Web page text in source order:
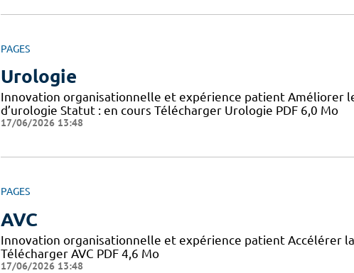
PAGES
Urologie
Innovation organisationnelle et expérience patient Améliorer
d’urologie Statut : en cours Télécharger Urologie PDF 6,0 Mo
17/06/2026 13:48
PAGES
AVC
Innovation organisationnelle et expérience patient Accélérer
Télécharger AVC PDF 4,6 Mo
17/06/2026 13:48